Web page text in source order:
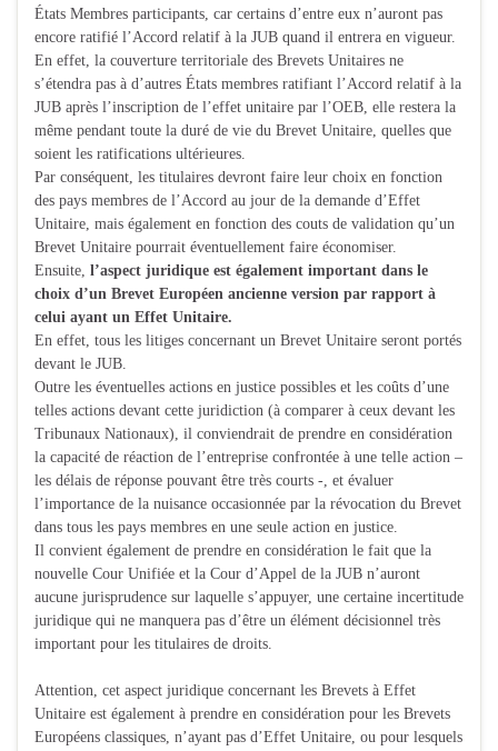
États Membres participants, car certains d’entre eux n’auront pas
encore ratifié l’Accord relatif à la JUB quand il entrera en vigueur.
En effet, la couverture territoriale des Brevets Unitaires ne
s’étendra pas à d’autres États membres ratifiant l’Accord relatif à la
JUB après l’inscription de l’effet unitaire par l’OEB, elle restera la
même pendant toute la duré de vie du Brevet Unitaire, quelles que
soient les ratifications ultérieures.
Par conséquent, les titulaires devront faire leur choix en fonction
des pays membres de l’Accord au jour de la demande d’Effet
Unitaire, mais également en fonction des couts de validation qu’un
Brevet Unitaire pourrait éventuellement faire économiser.
Ensuite, l’aspect juridique est également important dans le
choix d’un Brevet Européen ancienne version par rapport à
celui ayant un Effet Unitaire.
En effet, tous les litiges concernant un Brevet Unitaire seront portés
devant le JUB.
Outre les éventuelles actions en justice possibles et les coûts d’une
telles actions devant cette juridiction (à comparer à ceux devant les
Tribunaux Nationaux), il conviendrait de prendre en considération
la capacité de réaction de l’entreprise confrontée à une telle action –
les délais de réponse pouvant être très courts -, et évaluer
l’importance de la nuisance occasionnée par la révocation du Brevet
dans tous les pays membres en une seule action en justice.
Il convient également de prendre en considération le fait que la
nouvelle Cour Unifiée et la Cour d’Appel de la JUB n’auront
aucune jurisprudence sur laquelle s’appuyer, une certaine incertitude
juridique qui ne manquera pas d’être un élément décisionnel très
important pour les titulaires de droits.
Attention, cet aspect juridique concernant les Brevets à Effet
Unitaire est également à prendre en considération pour les Brevets
Européens classiques, n’ayant pas d’Effet Unitaire, ou pour lesquels